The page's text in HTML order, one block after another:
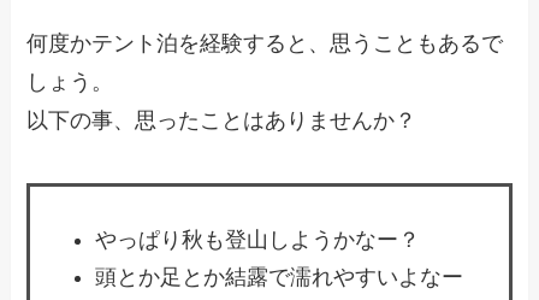
何度かテント泊を経験すると、思うこともあるで
しょう。
以下の事、思ったことはありませんか？
やっぱり秋も登山しようかなー？
頭とか足とか結露で濡れやすいよなー